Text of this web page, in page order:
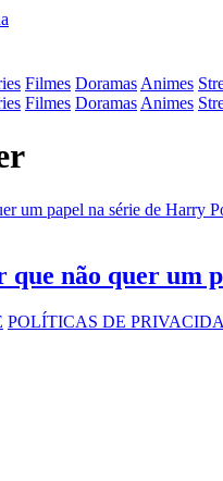
Filmes Doramas Animes
Filmes Doramas Animes
que não quer um
POLÍTICAS DE